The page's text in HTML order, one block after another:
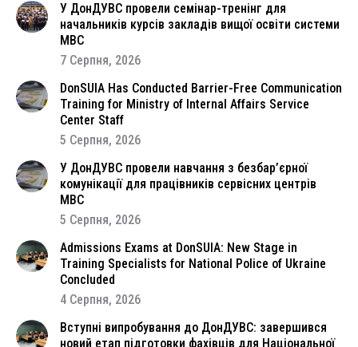
У ДонДУВС провели семінар-тренінг для
начальників курсів закладів вищої освіти системи
МВС
7 Серпня, 2026
DonSUIA Has Conducted Barrier-Free Communication
Training for Ministry of Internal Affairs Service
Center Staff
5 Серпня, 2026
У ДонДУВС провели навчання з безбар’єрної
комунікації для працівників сервісних центрів
МВС
5 Серпня, 2026
Admissions Exams at DonSUIA: New Stage in
Training Specialists for National Police of Ukraine
Concluded
4 Серпня, 2026
Вступні випробування до ДонДУВС: завершився
новий етап підготовки фахівців для Національної